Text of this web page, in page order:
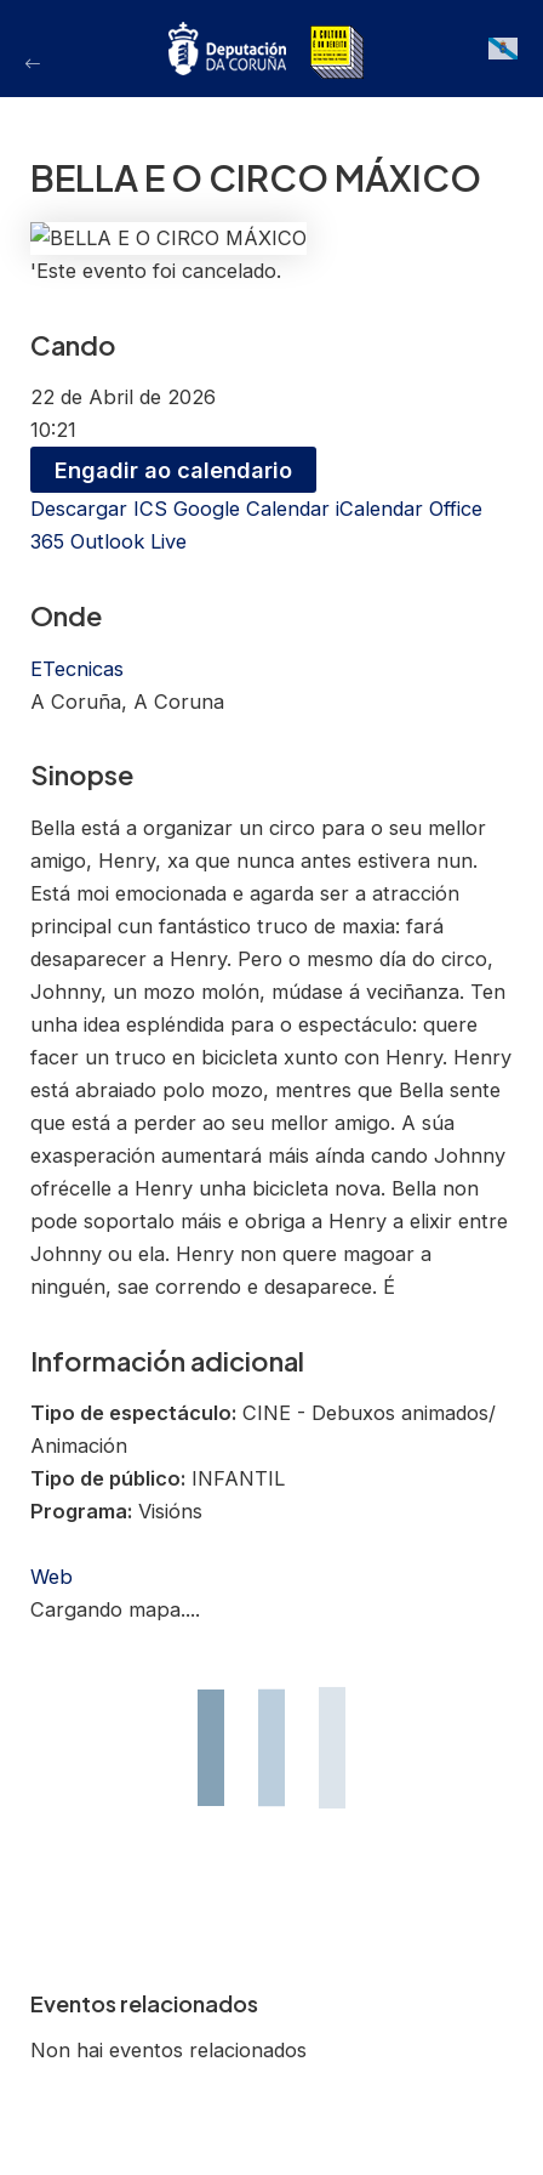
Galician
BELLA E O CIRCO MÁXICO
'Este evento foi cancelado.
Cando
22 de Abril de 2026
10:21
Engadir ao calendario
Descargar ICS Google Calendar iCalendar Office
365 Outlook Live
Onde
ETecnicas
A Coruña, A Coruna
Sinopse
Bella está a organizar un circo para o seu mellor
amigo, Henry, xa que nunca antes estivera nun.
Está moi emocionada e agarda ser a atracción
principal cun fantástico truco de maxia: fará
desaparecer a Henry. Pero o mesmo día do circo,
Johnny, un mozo molón, múdase á veciñanza. Ten
unha idea espléndida para o espectáculo: quere
facer un truco en bicicleta xunto con Henry. Henry
está abraiado polo mozo, mentres que Bella sente
que está a perder ao seu mellor amigo. A súa
exasperación aumentará máis aínda cando Johnny
ofrécelle a Henry unha bicicleta nova. Bella non
pode soportalo máis e obriga a Henry a elixir entre
Johnny ou ela. Henry non quere magoar a
ninguén, sae correndo e desaparece. É
Información adicional
Tipo de espectáculo: CINE - Debuxos animados/
Animación
Tipo de público: INFANTIL
Programa: Visións
Web
Cargando mapa....
Eventos relacionados
Non hai eventos relacionados